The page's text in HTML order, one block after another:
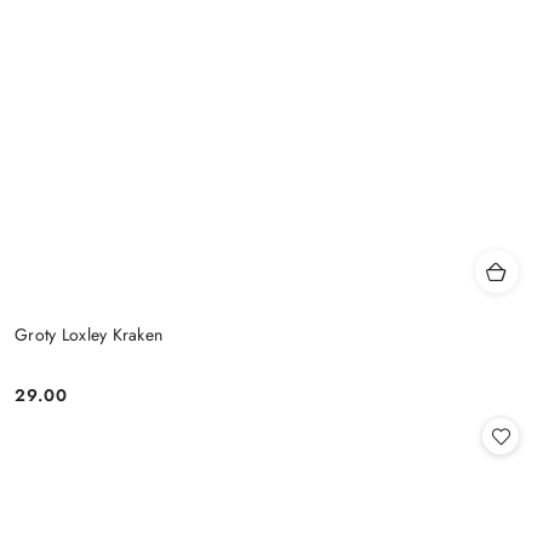
Groty Loxley Kraken
Cena:
29.00